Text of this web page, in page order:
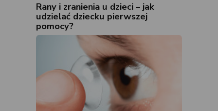
Rany i zranienia u dzieci – jak
udzielać dziecku pierwszej
pomocy?